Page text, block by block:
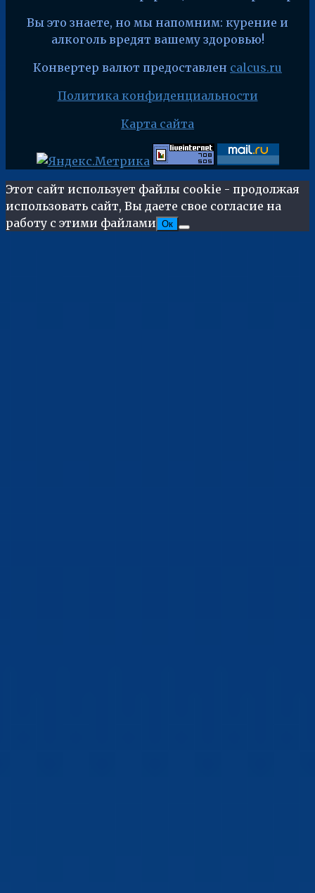
Вы это знаете, но мы напомним: курение и
алкоголь вредят вашему здоровью!
Конвертер валют предоставлен calcus.ru
Политика конфиденциальности
Карта сайта
Этот сайт использует файлы cookie - продолжая
использовать сайт, Вы даете свое согласие на
работу с этими файлами Ок